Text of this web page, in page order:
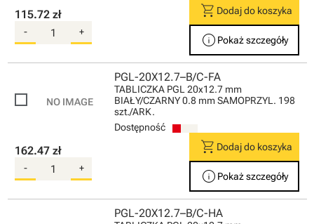
115.72 zł
- +
shopping_cart Dodaj do koszyka
info Pokaż szczegóły
PGL-20X12.7–B/C-FA
TABLICZKA PGL 20x12.7 mm
BIAŁY/CZARNY 0.8 mm SAMOPRZYL. 198
szt./ARK.
Dostępność
162.47 zł
- +
shopping_cart Dodaj do koszyka
info Pokaż szczegóły
PGL-20X12.7–B/C-HA